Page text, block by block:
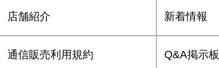
店舗紹介 新着情報
通信販売利用規約 Q&A掲示板